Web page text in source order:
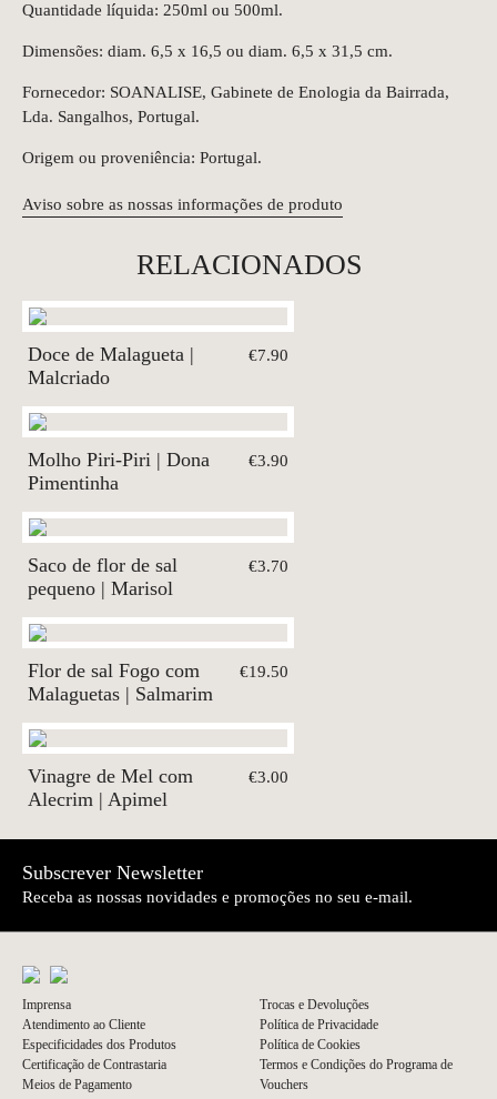
Quantidade líquida: 250ml ou 500ml.
Dimensões: diam. 6,5 x 16,5 ou diam. 6,5 x 31,5 cm.
Fornecedor: SOANALISE, Gabinete de Enologia da Bairrada,
Lda. Sangalhos, Portugal.
Origem ou proveniência: Portugal.
Aviso sobre as nossas informações de produto
RELACIONADOS
Doce de Malagueta |
Malcriado
€7.90
Molho Piri-Piri | Dona
Pimentinha
€3.90
Saco de flor de sal
pequeno | Marisol
€3.70
Flor de sal Fogo com
Malaguetas | Salmarim
€19.50
Vinagre de Mel com
Alecrim | Apimel
€3.00
Subscrever Newsletter
Receba as nossas novidades e promoções no seu e-mail.
Imprensa
Atendimento ao Cliente
Especificidades dos Produtos
Certificação de Contrastaria
Meios de Pagamento
Trocas e Devoluções
Política de Privacidade
Política de Cookies
Termos e Condições do Programa de
Vouchers